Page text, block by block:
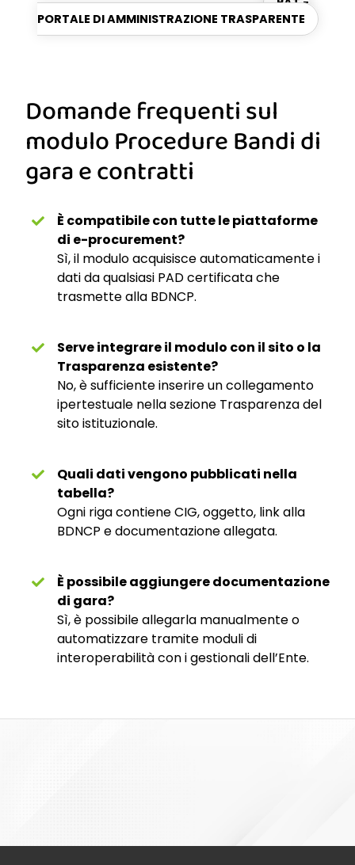
PORTALE DI AMMINISTRAZIONE TRASPARENTE
Domande frequenti sul
modulo Procedure Bandi di
gara e contratti
È compatibile con tutte le piattaforme
di e-procurement?
Sì, il modulo acquisisce automaticamente i
dati da qualsiasi PAD certificata che
trasmette alla BDNCP.
Serve integrare il modulo con il sito o la
Trasparenza esistente?
No, è sufficiente inserire un collegamento
ipertestuale nella sezione Trasparenza del
sito istituzionale.
Quali dati vengono pubblicati nella
tabella?
Ogni riga contiene CIG, oggetto, link alla
BDNCP e documentazione allegata.
È possibile aggiungere documentazione
di gara?
Sì, è possibile allegarla manualmente o
automatizzare tramite moduli di
interoperabilità con i gestionali dell’Ente.